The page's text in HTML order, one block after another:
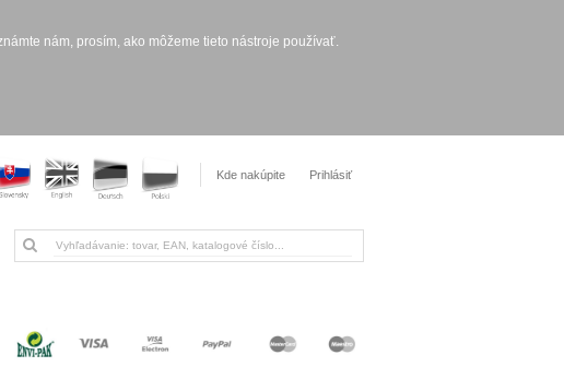
nám, prosím, ako môžeme tieto nástroje používať.
Kde nakúpite Prihlásiť